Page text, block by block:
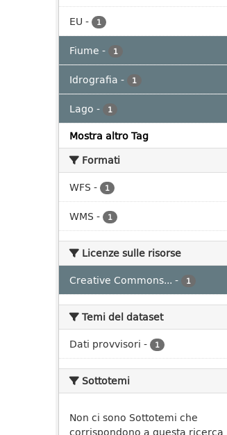
EU - 1
Fiume - 1
Idrografia - 1
Lago - 1
Mostra altro Tag
Formati
WFS - 1
WMS - 1
Licenze sulle risorse
Creative Commons... - 1
Temi del dataset
Dati provvisori - 1
Sottotemi
Non ci sono Sottotemi che
corrispondono a questa ricerca